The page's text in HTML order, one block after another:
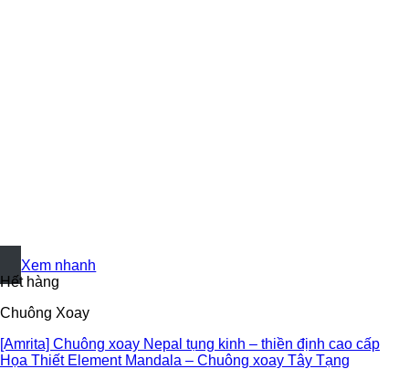
+
Xem nhanh
Hết hàng
Chuông Xoay
[Amrita] Chuông xoay Nepal tụng kinh – thiền định cao cấp
Họa Thiết Element Mandala – Chuông xoay Tây Tạng